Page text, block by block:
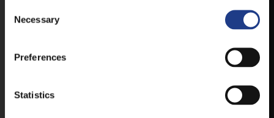
Necessary
Preferences
Statistics
JEGYEK